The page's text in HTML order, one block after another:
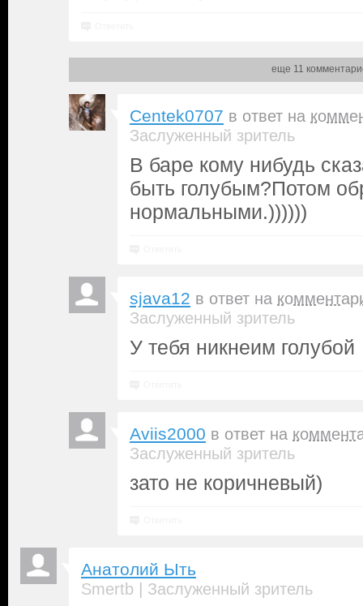
еще 11
Centek0707 в ответ на
Заслуженный зритель
В баре кому нибудь
быть голубым?Потом
нормальными.))))))
sjava12 в ответ на
Заслуженный зритель
У тебя никнеим голубой
Aviis2000 в ответ на
Заслуженный зритель
зато не коричневый)
Анатолий Ыть
Smertb | Заслуженный зритель